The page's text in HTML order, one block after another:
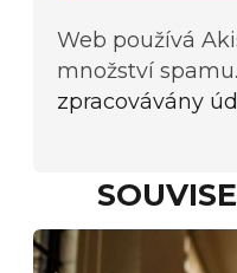
Web používá
množství spamu.
zpracovávány